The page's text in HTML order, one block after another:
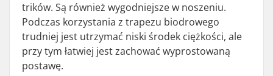
trików. Są również wygodniejsze w noszeniu.
Podczas korzystania z trapezu biodrowego
trudniej jest utrzymać niski środek ciężkości, ale
przy tym łatwiej jest zachować wyprostowaną
postawę.